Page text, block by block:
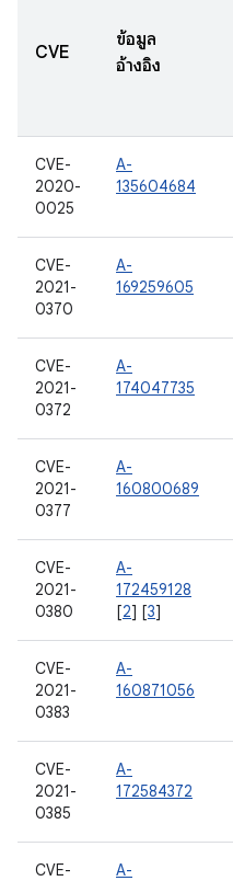
CVE
ข้อมูล
อ้างอิง
CVE-
2020-
0025
A-
135604684
CVE-
2021-
0370
A-
169259605
CVE-
2021-
0372
A-
174047735
CVE-
2021-
0377
A-
160800689
CVE-
2021-
0380
A-
172459128
[2] [3]
CVE-
2021-
0383
A-
160871056
CVE-
2021-
0385
A-
172584372
CVE-
A-